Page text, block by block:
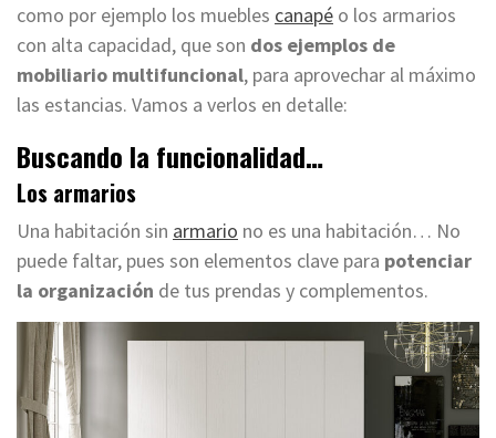
como por ejemplo los muebles canapé o los armarios
con alta capacidad, que son dos ejemplos de
mobiliario multifuncional, para aprovechar al máximo
las estancias. Vamos a verlos en detalle:
Buscando la funcionalidad…
Los armarios
Una habitación sin armario no es una habitación… No
puede faltar, pues son elementos clave para potenciar
la organización de tus prendas y complementos.